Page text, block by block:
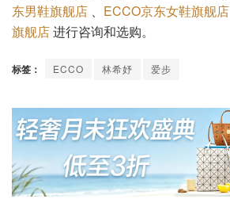
东男鞋旗舰店 、 ECCO京东女鞋旗舰店
旗舰店进行咨询和选购。
标签： ECCO 林希妤 爱步